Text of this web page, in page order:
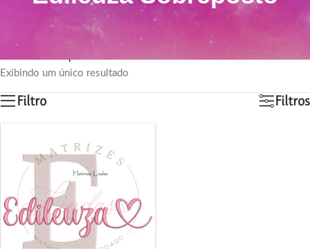
Início
Produtos marcados com a tag “Matriz de Bordado - Nome
Edileuza Sobreposto”
Exibindo um único resultado
Filtro Filtros